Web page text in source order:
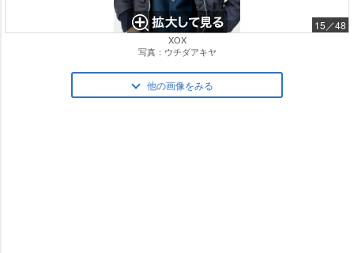
15／48
XOX
写真：ウチダアキヤ
他の画像をみる